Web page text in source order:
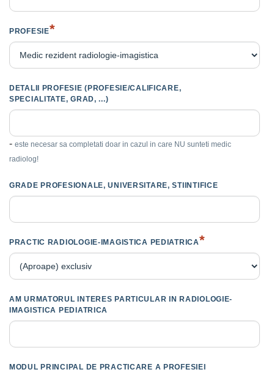
PROFESIE*
DETALII PROFESIE (PROFESIE/CALIFICARE,
SPECIALITATE, GRAD, ...)
- este necesar sa completati doar in cazul in care NU sunteti medic
radiolog!
GRADE PROFESIONALE, UNIVERSITARE, STIINTIFICE
PRACTIC RADIOLOGIE-IMAGISTICA PEDIATRICA*
AM URMATORUL INTERES PARTICULAR IN RADIOLOGIE-
IMAGISTICA PEDIATRICA
MODUL PRINCIPAL DE PRACTICARE A PROFESIEI